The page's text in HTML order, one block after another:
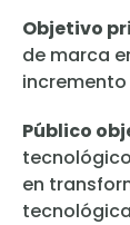
Objetivo
de marca
Público
en